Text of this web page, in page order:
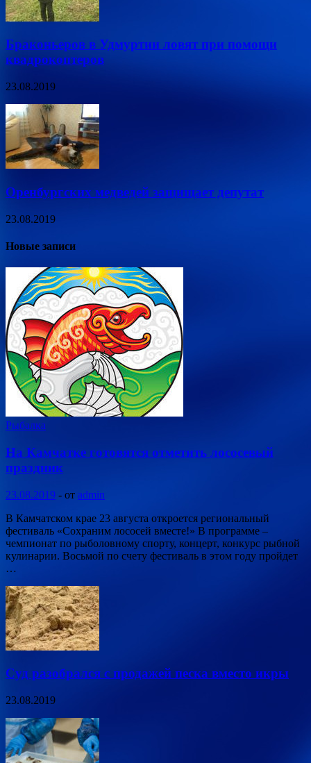
Браконьеров в Удмуртии ловят при помощи
квадрокоптеров
23.08.2019
Оренбургских медведей защищает депутат
23.08.2019
Новые записи
Рыбалка
На Камчатке готовятся отметить лососевый
праздник
23.08.2019 - от admin
В Камчатском крае 23 августа откроется региональный
фестиваль «Сохраним лососей вместе!» В программе –
чемпионат по рыболовному спорту, концерт, конкурс рыбной
кулинарии. Восьмой по счету фестиваль в этом году пройдет
…
Суд разобрался с продажей песка вместо икры
23.08.2019